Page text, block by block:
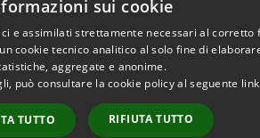
Copyright © 2026 •
sui cookie
e assimilati strettamente necessari al corretto
cookie tecnico analitico al solo fine di
aggregate e anonime.
può consultare la cookie policy al seguente link
TUTTO RIFIUTA TUTTO